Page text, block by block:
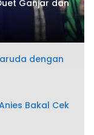
Ganjar dan
dengan
Bakal Cek